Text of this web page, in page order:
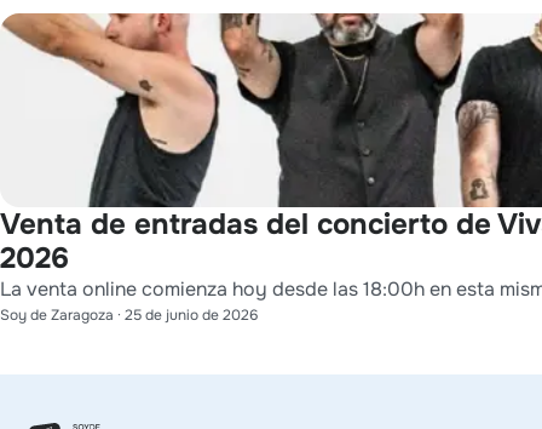
Venta de entradas del concierto de
2026
La venta online comienza hoy desde las 18:00h en esta
Soy de Zaragoza · 25 de junio de 2026